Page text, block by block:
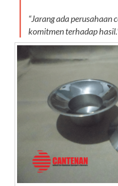
“Jarang ada perusahaan
komitmen terhadap